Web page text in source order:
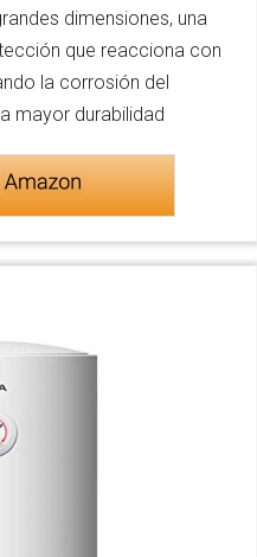
dimensiones, una
que reacciona con
la corrosión del
mayor durabilidad